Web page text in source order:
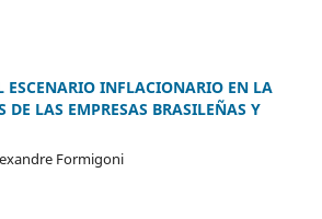
ESCENARIO INFLACIONARIO EN LA
DE LAS EMPRESAS BRASILEÑAS Y
Formigoni